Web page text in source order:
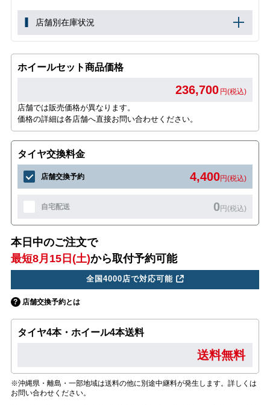
店舗別在庫状況
ホイールセット商品価格
236,700 円(税込)
店舗では販売価格が異なります。
価格の詳細は各店舗へ直接お問い合わせください。
タイヤ交換料金
店舗交換予約 4,400円(税込)
自宅配送 0円(税込)
本日中のご注文で
最短8月15日(土)から取付予約可能
全国4000店で対応可能
店舗交換予約とは
タイヤ4本・ホイール4本送料
送料無料
※沖縄県・離島・一部地域は送料の他に別途中継料が発生します。詳しくは
お問い合わせください。